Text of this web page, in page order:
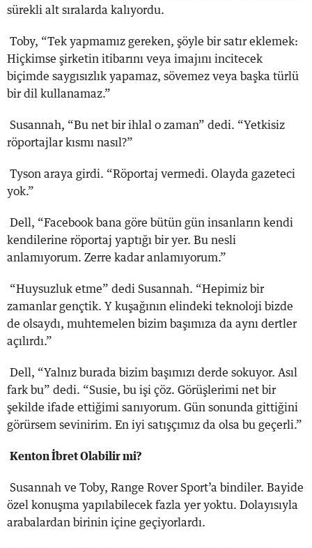
sürekli alt sıralarda kalıyordu.
Toby, “Tek yapmamız gereken, şöyle bir satır eklemek:
Hiçkimse şirketin itibarını veya imajını incitecek
biçimde saygısızlık yapamaz, sövemez veya başka türlü
bir dil kullanamaz.”
Susannah, “Bu net bir ihlal o zaman” dedi. “Yetkisiz
röportajlar kısmı nasıl?”
Tyson araya girdi. “Röportaj vermedi. Olayda gazeteci
yok.”
Dell, “Facebook bana göre bütün gün insanların kendi
kendilerine röportaj yaptığı bir yer. Bu nesli
anlamıyorum. Zerre kadar anlamıyorum.”
“Huysuzluk etme” dedi Susannah. “Hepimiz bir
zamanlar gençtik. Y kuşağının elindeki teknoloji bizde
de olsaydı, muhtemelen bizim başımıza da aynı dertler
açılırdı.”
Dell, “Yalnız burada bizim başımızı derde sokuyor. Asıl
fark bu” dedi. “Susie, bu işi çöz. Görüşlerimi net bir
şekilde ifade ettiğimi sanıyorum. Gün sonunda gittiğini
görürsem sevinirim. En iyi satışçımız da olsa bu geçerli.”
Kenton İbret Olabilir mi?
Susannah ve Toby, Range Rover Sport’a bindiler. Bayide
özel konuşma yapılabilecek fazla yer yoktu. Dolayısıyla
arabalardan birinin içine geçiyorlardı.